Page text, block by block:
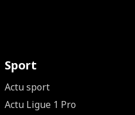
Sport
Actu sport
Actu Ligue 1 Pro